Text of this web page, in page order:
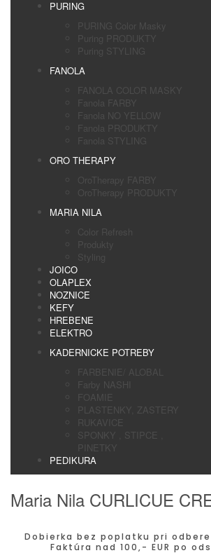
PURING
PURING Color Masky
Puring PRODUKTY
Puring STYLING
FANOLA
FANOLA COLOR MASKY
Fanola FARBY
Fanola NO YELLOW
Fanola PRODUKTY
Fanola STYLING
ORO THERAPY
OroTherapy FARBY
OroTherapy PRODUKTY
MARIA NILA
Color Refresh
Produkty
Styling
JOICO
OLAPLEX
NOZNICE
KEFY
HREBENE
ELEKTRO
KADERNICKE POTREBY
FARBENIE/ ALOBAL
Farby NASHI
FOAMIE
PLASTENKY, ZASTERY
RUKAVICE
SPONKY , STIPCE ,
PINETKY
PEDIKURA
Maria Nila CURLICUE
Dobierka bez poplatku pri odbere
Faktúra nad 100,- EUR po